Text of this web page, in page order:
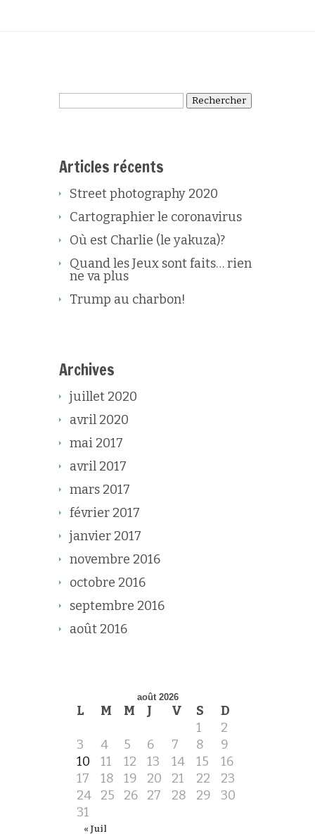
Rechercher :
Articles récents
Street photography 2020
Cartographier le coronavirus
Où est Charlie (le yakuza)?
Quand les Jeux sont faits… rien
ne va plus
Trump au charbon!
Archives
juillet 2020
avril 2020
mai 2017
avril 2017
mars 2017
février 2017
janvier 2017
novembre 2016
octobre 2016
septembre 2016
août 2016
août 2026
L M M J V S D
« Juil
1
2
3
4 5 6 7 8
9
10
11 12 13 14 15
16
17
18 19 20 21 22
23
24
25 26 27 28 29
30
31